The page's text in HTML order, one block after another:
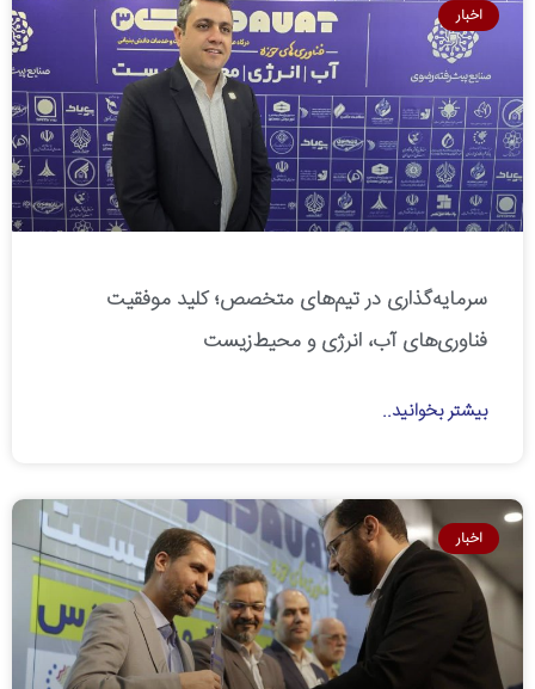
اخبار
سرمایه‌گذاری در تیم‌های متخصص؛ کلید موفقیت
فناوری‌های آب، انرژی و محیط‌زیست
بیشتر بخوانید..
اخبار